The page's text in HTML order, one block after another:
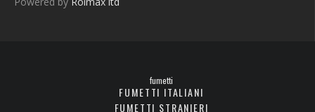
fumetti
FUMETTI ITALIANI
FUMETTI STRANIERI